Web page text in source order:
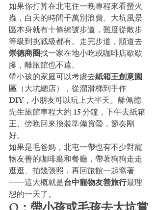
如果你打算在北屯住一晚專程來看螢火
蟲，白天的時間千萬別浪費。大坑風景
區本身就有十條編號步道，難度從散步
等級到挑戰級都有。走完步道，順道去
崇德商圈找一家在地小吃或咖啡店歇歇
腳，離旅館也不遠。
帶小孩的家庭可以考慮去紙箱王創意園
區 （大坑總店），從溜滑梯到手作
DIY，小朋友可以玩上大半天。離佩德
先生旅館車程大約 15 分鐘，下午去紙箱
王、傍晚回來換裝準備賞螢，節奏剛
好。
如果是毛爸媽，北屯一帶也有不少對寵
物友善的咖啡廳和餐廳，帶著狗狗走走
逛逛、拍幾張照，再回旅館一起窩著
——這大概就是台中寵物友善旅行最理
想的一天了。